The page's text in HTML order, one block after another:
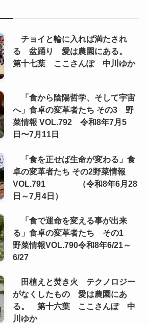
チョイと輪に入れば満たされ
る 盆踊り 愛は農園にある。
第十七葉 ここさんぽ 中川ゆか
「食から陰陽哲学、そして宇宙
へ」食卓の変革者たち その3 野
菜情報 VOL.792 令和8年7月5
日〜7月11日
「食を正せば生命が変わる」食
卓の変革者たち その2野菜情報
VOL.791 （令和8年6月28
日～7月4日）
「食で運命を変える事が出来
る」食卓の変革者たち その1
野菜情報VOL.790令和8年6/21～
6/27
田植えと焚き火 テクノロジー
がなくしたもの 愛は農園にあ
る。 第十六葉 ここさんぽ 中
川ゆか